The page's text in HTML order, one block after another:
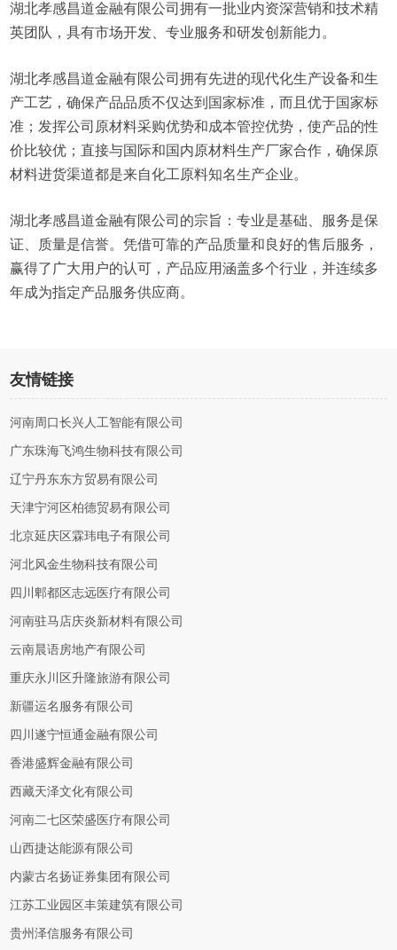
湖北孝感昌道金融有限公司拥有一批业内资深营销和技术精
英团队，具有市场开发、专业服务和研发创新能力。
湖北孝感昌道金融有限公司拥有先进的现代化生产设备和生
产工艺，确保产品品质不仅达到国家标准，而且优于国家标
准；发挥公司原材料采购优势和成本管控优势，使产品的性
价比较优；直接与国际和国内原材料生产厂家合作，确保原
材料进货渠道都是来自化工原料知名生产企业。
湖北孝感昌道金融有限公司的宗旨：专业是基础、服务是保
证、质量是信誉。凭借可靠的产品质量和良好的售后服务，
赢得了广大用户的认可，产品应用涵盖多个行业，并连续多
年成为指定产品服务供应商。
友情链接
河南周口长兴人工智能有限公司
广东珠海飞鸿生物科技有限公司
辽宁丹东东方贸易有限公司
天津宁河区柏德贸易有限公司
北京延庆区霖玮电子有限公司
河北风金生物科技有限公司
四川郫都区志远医疗有限公司
河南驻马店庆炎新材料有限公司
云南晨语房地产有限公司
重庆永川区升隆旅游有限公司
新疆运名服务有限公司
四川遂宁恒通金融有限公司
香港盛辉金融有限公司
西藏天泽文化有限公司
河南二七区荣盛医疗有限公司
山西捷达能源有限公司
内蒙古名扬证券集团有限公司
江苏工业园区丰策建筑有限公司
贵州泽信服务有限公司